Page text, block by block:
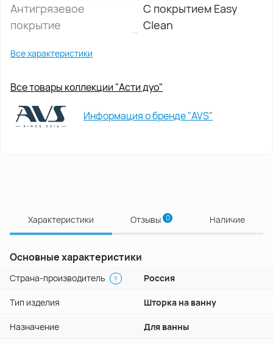
Антигрязевое
покрытие
С покрытием Easy
Clean
Все характеристики
Все товары коллекции "Асти дуо"
Информация о бренде "AVS"
Характеристики Отзывы 0 Наличие
Основные характеристики
Страна-производитель ? Россия
Тип изделия Шторка на ванну
Назначение Для ванны